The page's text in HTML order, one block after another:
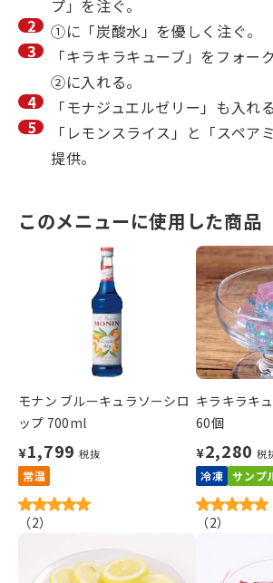
プ」を注ぐ。
①に「炭酸水」を優しく注ぐ。
「キラキラキューブ」をフォー
②に入れる。
「モナジュエルゼリー」も入れる
「レモンスライス」と「スペア
提供。
このメニューに使用した商品
モナン ブルーキュラソーシロ
ップ 700ml
¥1,799 税抜
常温
（2）
キラキラキ
60個
¥2,280 税
冷凍 サンプ
（2）